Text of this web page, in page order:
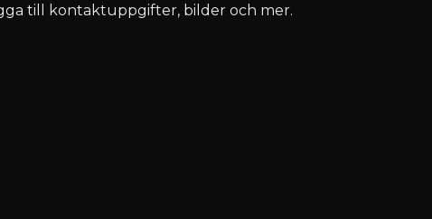
till kontaktuppgifter, bilder och mer.